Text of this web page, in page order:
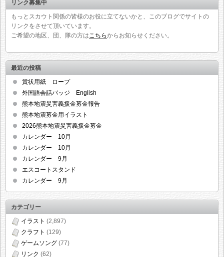
リンク募集中
もっとスカウト関係の皆様のお役に立てないかと、このブログでサイトの
リンクをさせて頂いています。
ご希望の地区、団、隊の方はこちらからお知らせください。
最近の投稿
賞状用紙 ロープ
外国語会話バッジ English
熊本地震災害義援金募金報告
熊本地震募金用イラスト
2026熊本地震災害義援金募金
カレンダー 10月
カレンダー 10月
カレンダー 9月
エスコートスタンド
カレンダー 9月
カテゴリー
イラスト (2,897)
クラフト (129)
ゲームソング (77)
リンク (62)